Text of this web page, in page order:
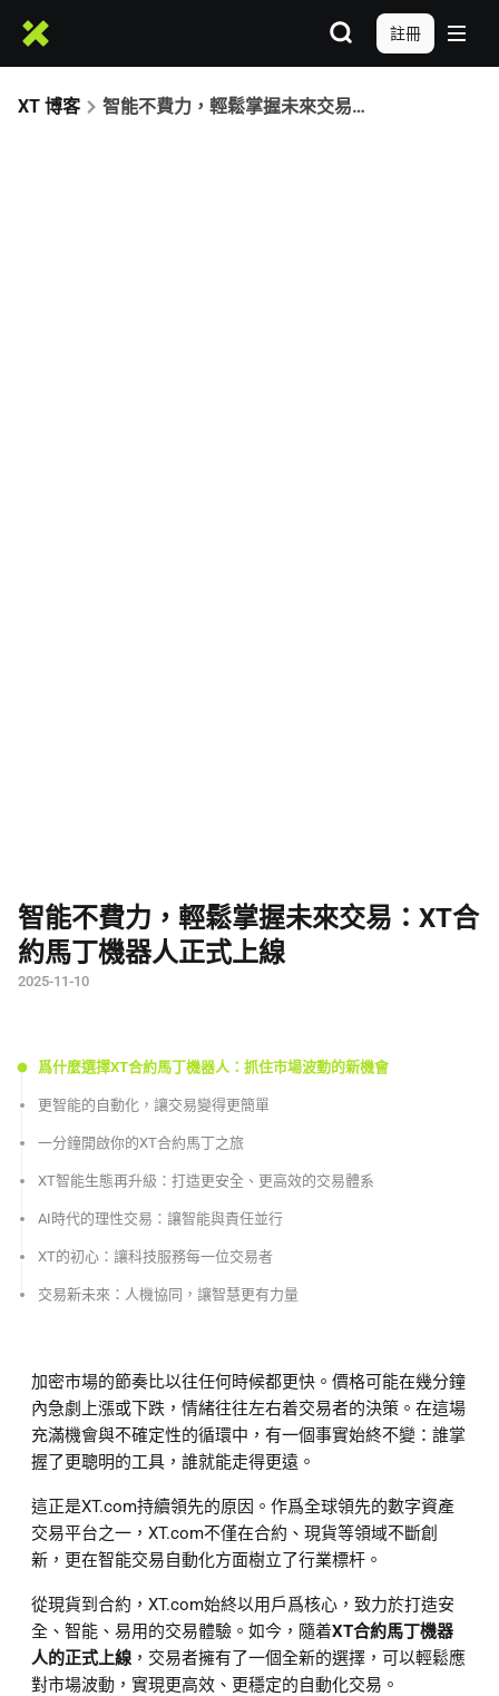
註冊
XT 博客 智能不費力，輕鬆掌握未來交易：XT合約馬丁機器人正式上線
智能不費力，輕鬆掌握未來交易：XT合
約馬丁機器人正式上線
2025-11-10
爲什麼選擇XT合約馬丁機器人：抓住市場波動的新機會
更智能的自動化，讓交易變得更簡單
一分鐘開啟你的XT合約馬丁之旅
XT智能生態再升級：打造更安全、更高效的交易體系
AI時代的理性交易：讓智能與責任並行
XT的初心：讓科技服務每一位交易者
交易新未來：人機協同，讓智慧更有力量
加密市場的節奏比以往任何時候都更快。價格可能在幾分鐘
內急劇上漲或下跌，情緒往往左右着交易者的決策。在這場
充滿機會與不確定性的循環中，有一個事實始終不變：誰掌
握了更聰明的工具，誰就能走得更遠。
這正是XT.com持續領先的原因。作爲全球領先的數字資產
交易平台之一，XT.com不僅在合約、現貨等領域不斷創
新，更在智能交易自動化方面樹立了行業標杆。
從現貨到合約，XT.com始終以用戶爲核心，致力於打造安
全、智能、易用的交易體驗。如今，隨着XT合約馬丁機器
人的正式上線 ，交易者擁有了一個全新的選擇，可以輕鬆應
對市場波動，實現更高效、更穩定的自動化交易。